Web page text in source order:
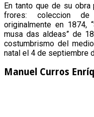
En tanto que de su obra
frores: coleccion de
originalmente en 1874,
musa das aldeas” de
costumbrismo del
natal el 4 de septiembre
Manuel Curros